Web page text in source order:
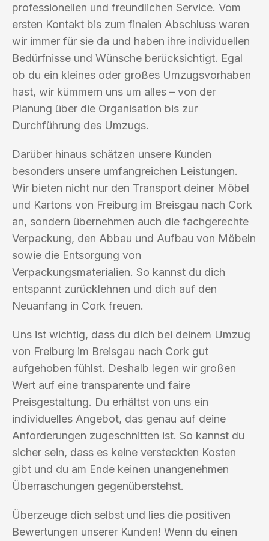
professionellen und freundlichen Service. Vom
ersten Kontakt bis zum finalen Abschluss waren
wir immer für sie da und haben ihre individuellen
Bedürfnisse und Wünsche berücksichtigt. Egal
ob du ein kleines oder großes Umzugsvorhaben
hast, wir kümmern uns um alles – von der
Planung über die Organisation bis zur
Durchführung des Umzugs.
Darüber hinaus schätzen unsere Kunden
besonders unsere umfangreichen Leistungen.
Wir bieten nicht nur den Transport deiner Möbel
und Kartons von Freiburg im Breisgau nach Cork
an, sondern übernehmen auch die fachgerechte
Verpackung, den Abbau und Aufbau von Möbeln
sowie die Entsorgung von
Verpackungsmaterialien. So kannst du dich
entspannt zurücklehnen und dich auf den
Neuanfang in Cork freuen.
Uns ist wichtig, dass du dich bei deinem Umzug
von Freiburg im Breisgau nach Cork gut
aufgehoben fühlst. Deshalb legen wir großen
Wert auf eine transparente und faire
Preisgestaltung. Du erhältst von uns ein
individuelles Angebot, das genau auf deine
Anforderungen zugeschnitten ist. So kannst du
sicher sein, dass es keine versteckten Kosten
gibt und du am Ende keinen unangenehmen
Überraschungen gegenüberstehst.
Überzeuge dich selbst und lies die positiven
Bewertungen unserer Kunden! Wenn du einen